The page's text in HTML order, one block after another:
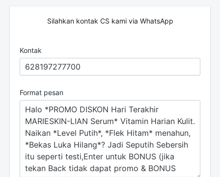
Silahkan kontak CS kami via WhatsApp
Kontak
Format pesan